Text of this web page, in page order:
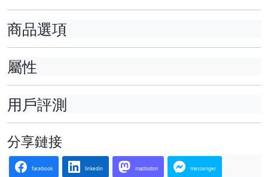
商品選項
屬性
用戶評測
分享鏈接
facebook linkedin mastodon messenger